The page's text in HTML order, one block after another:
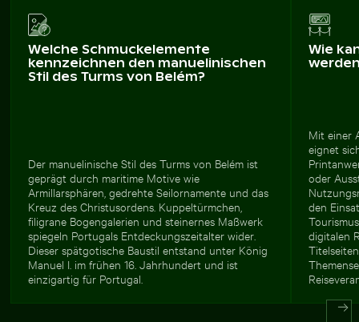
Welche Schmuckelemente
kennzeichnen den manuelinischen
Stil des Turms von Belém?
Der manuelinische Stil des Turms von Belém ist
geprägt durch maritime Motive wie
Armillarsphären, gedrehte Seilornamente und das
Kreuz des Christusordens. Kuppeltürmchen,
filigrane Bogengalerien und steinernes Maßwerk
spiegeln Portugals Entdeckungszeitalter wider.
Dieser spätgotische Baustil entstand unter König
Manuel I. im frühen 16. Jahrhundert und ist
einzigartig für Portugal.
Wie
Mit einer
eignet
oder
den
digitalen